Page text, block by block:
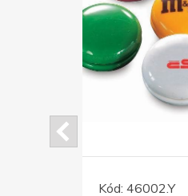
Kód: 46002.Y